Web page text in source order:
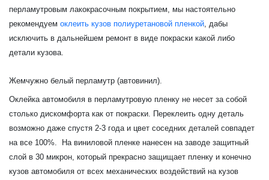
перламутровым лакокрасочным покрытием, мы настоятельно
рекомендуем оклеить кузов полиуретановой пленкой , дабы
исключить в дальнейшем ремонт в виде покраски какой либо
детали кузова.
Жемчужно белый перламутр (автовинил).
Оклейка автомобиля в перламутровую пленку не несет за собой
столько дискомфорта как от покраски. Переклеить одну деталь
возможно даже спустя 2-3 года и цвет соседних деталей совпадет
на все 100%. На виниловой пленке нанесен на заводе защитный
слой в 30 микрон, который прекрасно защищает пленку и конечно
кузов автомобиля от всех механических воздействий на кузов